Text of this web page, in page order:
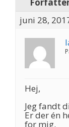
juni 28,
Hej,
Jeg fandt
Er der én
for mig.